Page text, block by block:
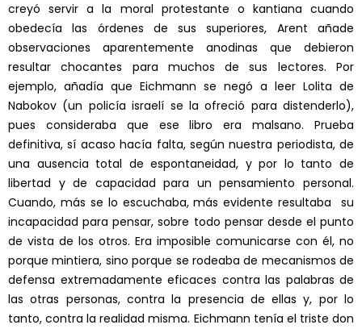
creyó servir a la moral protestante o kantiana cuando
obedecía las órdenes de sus superiores, Arent añade
observaciones aparentemente anodinas que debieron
resultar chocantes para muchos de sus lectores. Por
ejemplo, añadía que Eichmann se negó a leer Lolita de
Nabokov (un policía israelí se la ofreció para distenderlo),
pues consideraba que ese libro era malsano. Prueba
definitiva, sí acaso hacía falta, según nuestra periodista, de
una ausencia total de espontaneidad, y por lo tanto de
libertad y de capacidad para un pensamiento personal.
Cuando, más se lo escuchaba, más evidente resultaba su
incapacidad para pensar, sobre todo pensar desde el punto
de vista de los otros. Era imposible comunicarse con él, no
porque mintiera, sino porque se rodeaba de mecanismos de
defensa extremadamente eficaces contra las palabras de
las otras personas, contra la presencia de ellas y, por lo
tanto, contra la realidad misma. Eichmann tenía el triste don